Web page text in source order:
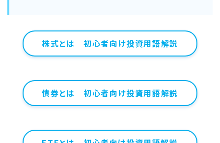
株式とは 初心者向け投資用語解説
債券とは 初心者向け投資用語解説